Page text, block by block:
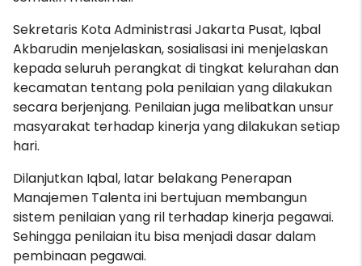
Sekretaris Kota Administrasi Jakarta Pusat, Iqbal
Akbarudin menjelaskan, sosialisasi ini menjelaskan
kepada seluruh perangkat di tingkat kelurahan dan
kecamatan tentang pola penilaian yang dilakukan
secara berjenjang. Penilaian juga melibatkan unsur
masyarakat terhadap kinerja yang dilakukan setiap
hari.
Dilanjutkan Iqbal, latar belakang Penerapan
Manajemen Talenta ini bertujuan membangun
sistem penilaian yang ril terhadap kinerja pegawai.
Sehingga penilaian itu bisa menjadi dasar dalam
pembinaan pegawai.